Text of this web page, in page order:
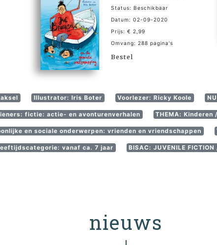
Status: Beschikbaar
Datum: 02-09-2020
Prijs: € 2,99
Omvang: 288 pagina's
Bestel
Illustrator: Iris Boter Voorlezer: Ricky Koole
fictie: actie- en avonturenverhalen THEMA:
en sociale onderwerpen: vrienden en vriendschappen
vanaf ca. 7 jaar BISAC: JUVENILE
nieuws